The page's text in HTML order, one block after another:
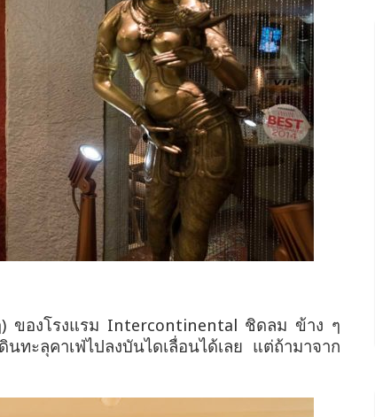
ของโรงแรม Intercontinental ชิดลม ข้าง ๆ
นทะลุคาเฟ่ไปลงบันไดเลื่อนได้เลย แต่ถ้ามาจาก